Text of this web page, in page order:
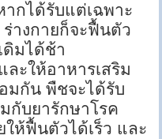
กได้รับแต่เฉพาะ
างกายก็จะฟื้นตัว
มได้ช้า
ะให้อาหารเสริม
มกัน พืชจะได้รับ
กับยารักษาโรค
ห้ฟื้นตัวได้เร็ว และ